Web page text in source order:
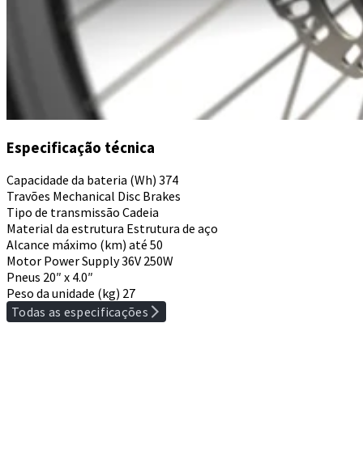
Especificação técnica
Capacidade da bateria (Wh) 374
Travões Mechanical Disc Brakes
Tipo de transmissão Cadeia
Material da estrutura Estrutura de aço
Alcance máximo (km) até 50
Motor Power Supply36V 250W
Pneus 20″ x 4.0″
Peso da unidade (kg) 27
Todas as especificações